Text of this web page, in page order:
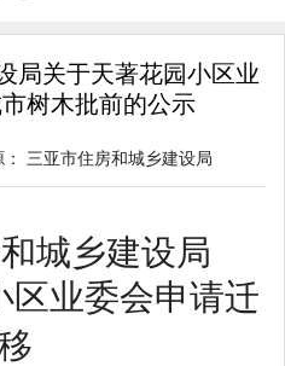
局关于天著花园小区业
树木批前的公示
三亚市住房和城乡建设局
城乡建设局
区业委会申请迁